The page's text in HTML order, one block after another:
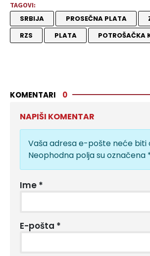
TAGOVI:
SRBIJA PROSEČNA PLATA
RZS
PLATA POTROŠAČKA
KOMENTARI 0
NAPIŠI KOMENTAR
Vaša adresa e-pošte neće biti
Neophodna polja su označena
Ime *
E-pošta *